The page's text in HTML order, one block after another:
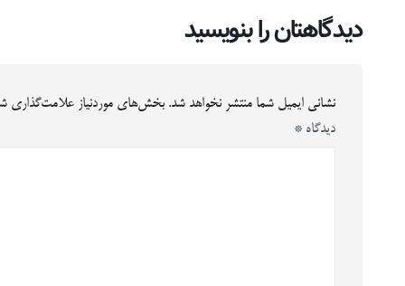
دیدگاهتان را بنویسید
نشانی ایمیل شما منتشر نخواهد شد. بخش‌های موردنیاز علامت‌گذاری
دیدگاه *